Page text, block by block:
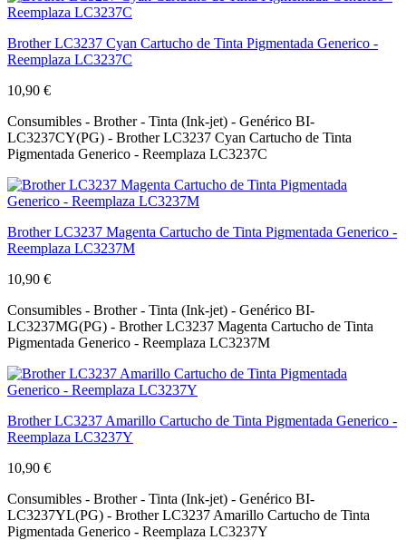
Brother LC3237 Cyan Cartucho de Tinta Pigmentada Generico -
Reemplaza LC3237C
10,90 €
Consumibles - Brother - Tinta (Ink-jet) - Genérico BI-
LC3237CY(PG) - Brother LC3237 Cyan Cartucho de Tinta
Pigmentada Generico - Reemplaza LC3237C
Brother LC3237 Magenta Cartucho de Tinta Pigmentada Generico -
Reemplaza LC3237M
10,90 €
Consumibles - Brother - Tinta (Ink-jet) - Genérico BI-
LC3237MG(PG) - Brother LC3237 Magenta Cartucho de Tinta
Pigmentada Generico - Reemplaza LC3237M
Brother LC3237 Amarillo Cartucho de Tinta Pigmentada Generico -
Reemplaza LC3237Y
10,90 €
Consumibles - Brother - Tinta (Ink-jet) - Genérico BI-
LC3237YL(PG) - Brother LC3237 Amarillo Cartucho de Tinta
Pigmentada Generico - Reemplaza LC3237Y